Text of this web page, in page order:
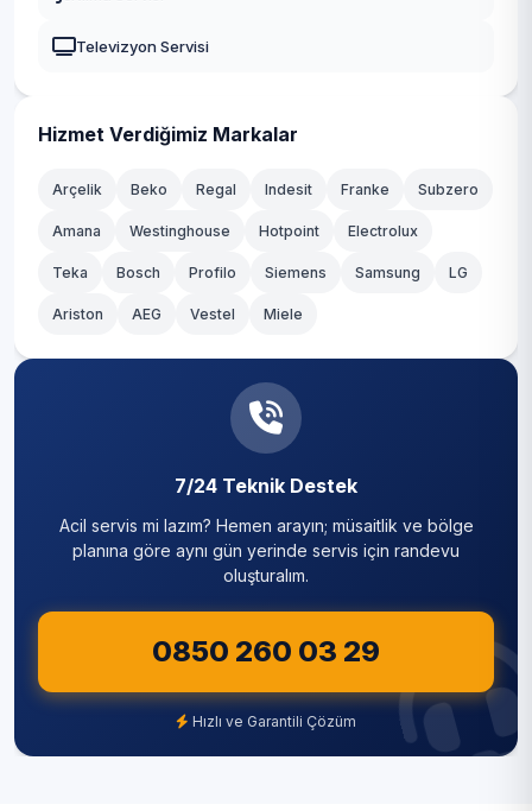
Televizyon Servisi
Hizmet Verdiğimiz Markalar
Arçelik Beko Regal Indesit Franke Subzero
Amana Westinghouse Hotpoint Electrolux
Teka Bosch Profilo Siemens Samsung LG
Ariston AEG Vestel Miele
7/24 Teknik Destek
Acil servis mi lazım? Hemen arayın; müsaitlik ve bölge
planına göre aynı gün yerinde servis için randevu
oluşturalım.
0850 260 03 29
Hızlı ve Garantili Çözüm